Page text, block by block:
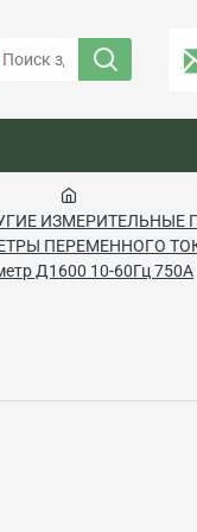
ИЗМЕРИТЕЛЬНЫЕ
ПЕРЕМЕННОГО
Д1600 10-60Гц 750А